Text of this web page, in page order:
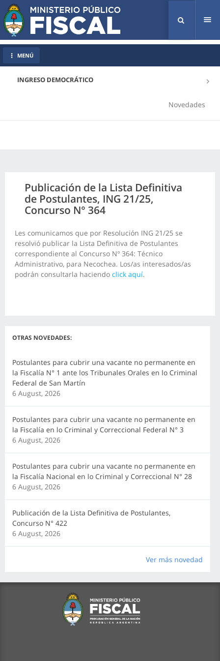
INGRESO DEMOCRÁTICO
Novedades
MENÚ
Publicación de la Lista Definitiva
de Postulantes, ING 21/25,
Concurso N° 364
Les comunicamos que por Resolución ING 21/25 se
resolvió publicar la Lista Definitiva de Postulantes
correspondiente al Concurso Nº 364: Técnico
Administrativo, para Necochea. Los/as interesados/as
podrán consultarla haciendo click aquí.
OTRAS NOVEDADES:
Postulantes para cubrir una vacante no permanente en
la Fiscalía N° 1 ante los Tribunales Orales en lo Criminal
Federal de San Martín
6 August, 2026
Postulantes para cubrir una vacante no permanente en
la Fiscalía en lo Criminal y Correccional Federal N° 3
6 August, 2026
Postulantes para cubrir una vacante no permanente en
la Fiscalía Nacional en lo Criminal y Correccional N° 28
6 August, 2026
Publicación de la Lista Definitiva de Postulantes,
Concurso N° 422
6 August, 2026
Ver más novedad